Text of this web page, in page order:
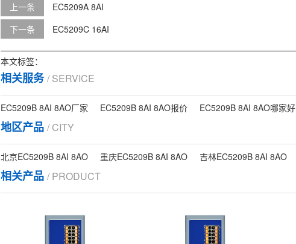
上一条
EC5209A 8AI
下一条
EC5209C 16AI
本文标签：
相关服务/ SERVICE
EC5209B 8AI 8AO厂家 EC5209B 8AI 8AO报价 EC5209B 8AI 8AO哪家好
地区产品 / CITY
北京EC5209B 8AI 8AO 重庆EC5209B 8AI 8AO 吉林EC5209B 8AI 8AO
相关产品 / PRODUCT